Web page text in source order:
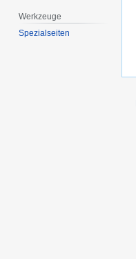
Werkzeuge
Spezialseiten